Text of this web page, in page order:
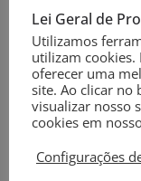
Nome *
Lei Geral de
Utilizamos
utilizam cookies.
oferecer uma
site. Ao clicar no
visualizar nosso
cookies em
Configurações